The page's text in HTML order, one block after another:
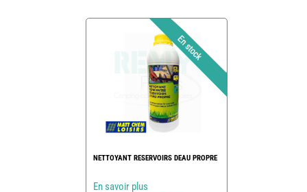
NETTOYANT RESERVOIRS DEAU PROPRE
En savoir plus